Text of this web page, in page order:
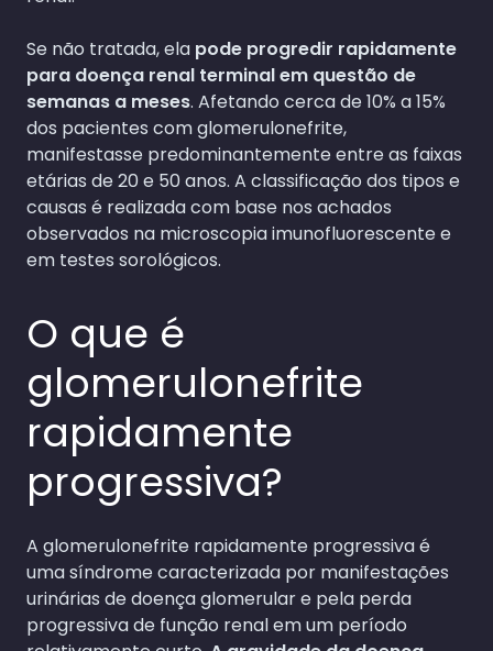
Se não tratada, ela pode progredir rapidamente
para doença renal terminal em questão de
semanas a meses. Afetando cerca de 10% a 15%
dos pacientes com glomerulonefrite,
manifestasse predominantemente entre as faixas
etárias de 20 e 50 anos. A classificação dos tipos e
causas é realizada com base nos achados
observados na microscopia imunofluorescente e
em testes sorológicos.
O que é
glomerulonefrite
rapidamente
progressiva?
A glomerulonefrite rapidamente progressiva é
uma síndrome caracterizada por manifestações
urinárias de doença glomerular e pela perda
progressiva de função renal em um período